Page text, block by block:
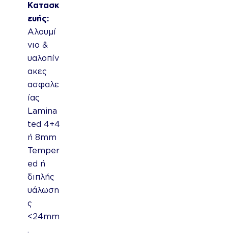
Κατασκ
ευής:
Αλουμί
νιο &
υαλοπίν
ακες
ασφαλε
ίας
Lamina
ted 4+4
ή 8mm
Temper
ed ή
διπλής
υάλωση
ς
<24mm
.